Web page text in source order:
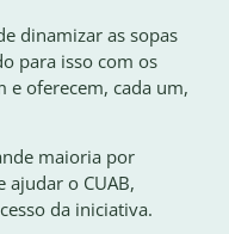
dinamizar as sopas
para isso com os
e oferecem, cada um,
maioria por
o CUAB,
da iniciativa.